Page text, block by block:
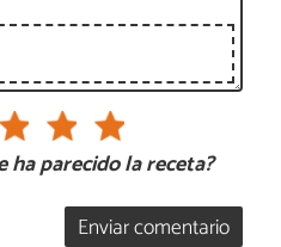
ha parecido la receta?
Enviar comentario